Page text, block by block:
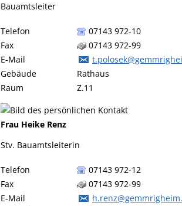
Bauamtsleiter
Telefon
07143 972-10
Fax
07143 972-99
E-Mail
Gebäude
Rathaus
Raum
Z.11
Frau Heike Renz
Stv. Bauamtsleiterin
Telefon
07143 972-12
Fax
07143 972-99
E-Mail